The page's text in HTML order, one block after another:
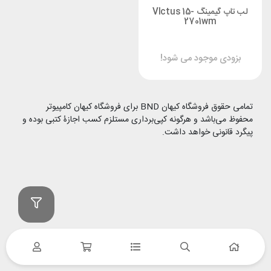
لب تاپ گیمینگ VIctus 15-
2701wm
بزودی موجود می شود!
تمامی حقوق فروشگاه کیهان BND برای فروشگاه کیهان کامپیوتر
محفوظ می‌باشد و هرگونه کپی‌برداری مستلزم کسب اجازۀ کتبی بوده و
پیگرد قانونی خواهد داشت.